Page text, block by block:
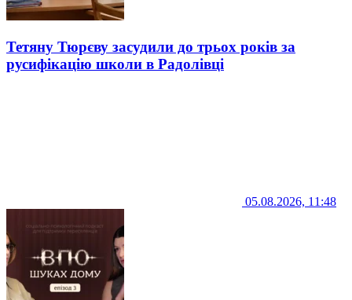
Тетяну Тюрєву засудили до трьох років за
русифікацію школи в Радолівці
05.08.2026, 11:48